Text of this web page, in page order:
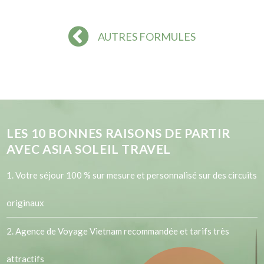
AUTRES FORMULES
LES 10 BONNES RAISONS DE PARTIR
AVEC ASIA SOLEIL TRAVEL
1. Votre séjour 100 % sur mesure et personnalisé sur des circuits
originaux
2.Agence de Voyage Vietnam recommandée et tarifs très
attractifs